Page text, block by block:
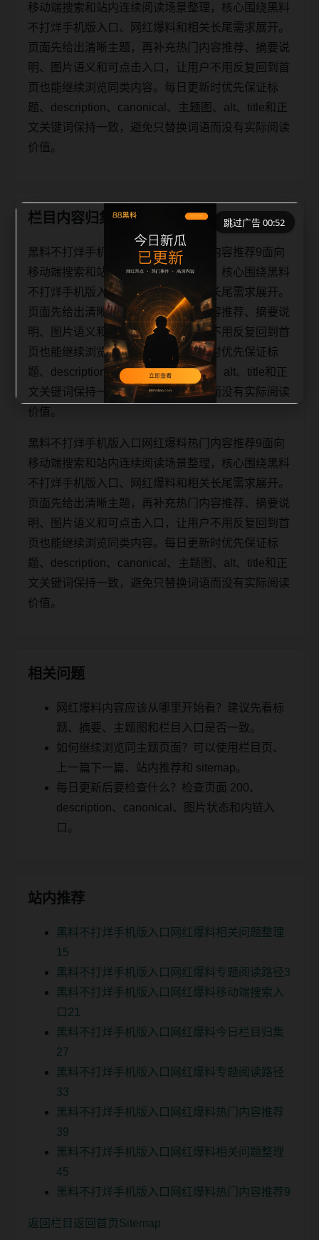
移动端搜索和站内连续阅读场景整理，核心围绕黑料
不打烊手机版入口、网红爆料和相关长尾需求展开。
页面先给出清晰主题，再补充热门内容推荐、摘要说
明、图片语义和可点击入口，让用户不用反复回到首
页也能继续浏览同类内容。每日更新时优先保证标
题、description、canonical、主题图、alt、title和正
文关键词保持一致，避免只替换词语而没有实际阅读
价值。
栏目内容归集
黑料不打烊手机版入口网红爆料热门内容推荐9面向
移动端搜索和站内连续阅读场景整理，核心围绕黑料
不打烊手机版入口、网红爆料和相关长尾需求展开。
页面先给出清晰主题，再补充热门内容推荐、摘要说
明、图片语义和可点击入口，让用户不用反复回到首
页也能继续浏览同类内容。每日更新时优先保证标
题、description、canonical、主题图、alt、title和正
文关键词保持一致，避免只替换词语而没有实际阅读
价值。
黑料不打烊手机版入口网红爆料热门内容推荐9面向
移动端搜索和站内连续阅读场景整理，核心围绕黑料
不打烊手机版入口、网红爆料和相关长尾需求展开。
页面先给出清晰主题，再补充热门内容推荐、摘要说
明、图片语义和可点击入口，让用户不用反复回到首
页也能继续浏览同类内容。每日更新时优先保证标
题、description、canonical、主题图、alt、title和正
文关键词保持一致，避免只替换词语而没有实际阅读
价值。
相关问题
网红爆料内容应该从哪里开始看？建议先看标
题、摘要、主题图和栏目入口是否一致。
如何继续浏览同主题页面？可以使用栏目页、
上一篇下一篇、站内推荐和 sitemap。
每日更新后要检查什么？检查页面 200、
description、canonical、图片状态和内链入
口。
站内推荐
黑料不打烊手机版入口网红爆料相关问题整理
15
黑料不打烊手机版入口网红爆料专题阅读路径3
黑料不打烊手机版入口网红爆料移动端搜索入
口21
黑料不打烊手机版入口网红爆料今日栏目归集
27
黑料不打烊手机版入口网红爆料专题阅读路径
33
黑料不打烊手机版入口网红爆料热门内容推荐
39
黑料不打烊手机版入口网红爆料相关问题整理
45
黑料不打烊手机版入口网红爆料热门内容推荐9
返回栏目 返回首页 Sitemap
跳过广告 00:52